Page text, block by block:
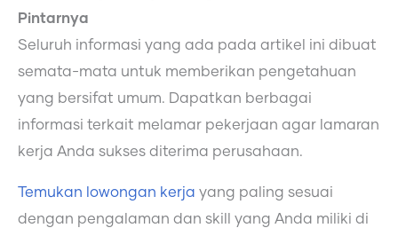
Pintarnya
Seluruh informasi yang ada pada artikel ini dibuat
semata-mata untuk memberikan pengetahuan
yang bersifat umum. Dapatkan berbagai
informasi terkait melamar pekerjaan agar lamaran
kerja Anda sukses diterima perusahaan.
Temukan lowongan kerja yang paling sesuai
dengan pengalaman dan skill yang Anda miliki di